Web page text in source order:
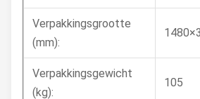
Verpakkingsgrootte
(mm):
Verpakkingsgewicht
(kg):
105